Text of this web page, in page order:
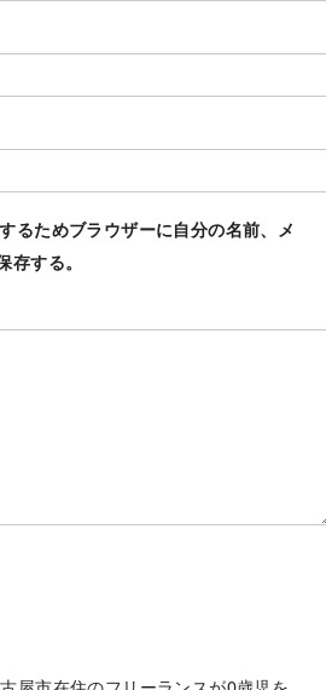
るためブラウザーに自分の名前、メ
する。